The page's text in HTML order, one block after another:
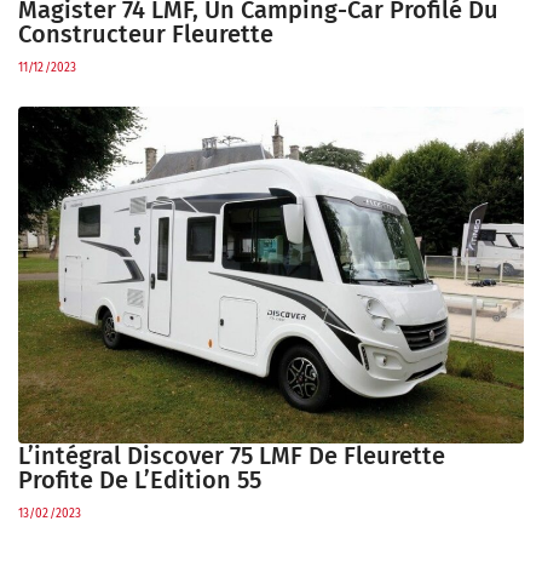
Magister 74 LMF, Un Camping-Car Profilé Du
Constructeur Fleurette
11/12/2023
L’intégral Discover 75 LMF De Fleurette
Profite De L’Edition 55
13/02/2023